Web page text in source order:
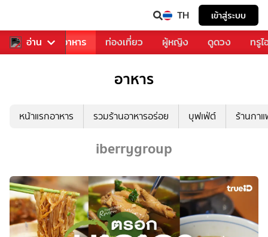
TH เข้าสู่ระบบ
อ่าน
การเพลง อาหาร ท่องเที่ยว ผู้หญิง ดูดวง ทรู
อาหาร
หน้าแรกอาหาร รวมร้านอาหารอร่อย บุฟเฟ่ต์ ร้านกา
iberrygroup